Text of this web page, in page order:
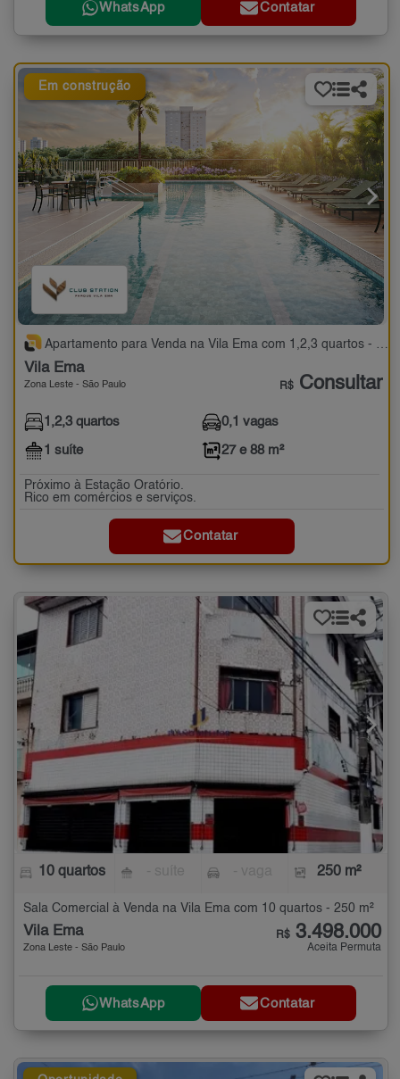
WhatsApp Contatar
Em construção
Apartamento para Venda na Vila Ema com 1,2,3 quartos - 27 e 88 m²
Vila Ema
Zona Leste - São Paulo R$ Consultar
1,2,3 quartos
1 suíte
0,1 vagas
27 e 88 m²
Próximo à Estação Oratório.
Rico em comércios e serviços.
Contatar
10 quartos 250 m²
Sala Comercial à Venda na Vila Ema com 10 quartos - 250 m²
Vila Ema
Zona Leste - São Paulo
R$ 3.498.000
Aceita Permuta
WhatsApp Contatar